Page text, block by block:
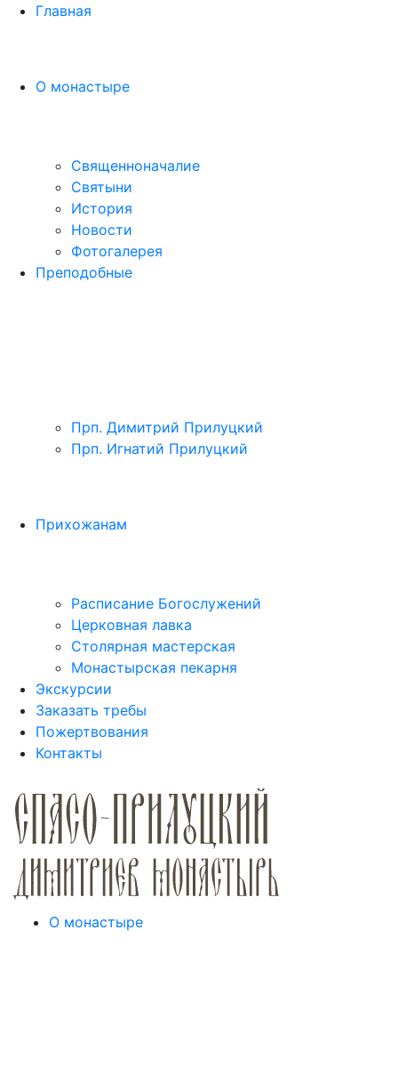
Главная
О монастыре
Священноначалие
Святыни
История
Новости
Фотогалерея
Преподобные
Прп. Димитрий Прилуцкий
Прп. Игнатий Прилуцкий
Прихожанам
Расписание Богослужений
Церковная лавка
Столярная мастерская
Монастырская пекарня
Экскурсии
Заказать требы
Пожертвования
Контакты
О монастыре